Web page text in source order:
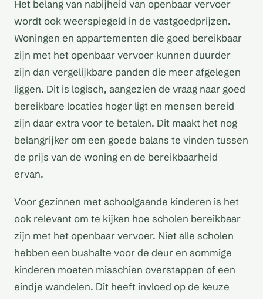
Het belang van nabijheid van openbaar vervoer
wordt ook weerspiegeld in de vastgoedprijzen.
Woningen en appartementen die goed bereikbaar
zijn met het openbaar vervoer kunnen duurder
zijn dan vergelijkbare panden die meer afgelegen
liggen. Dit is logisch, aangezien de vraag naar goed
bereikbare locaties hoger ligt en mensen bereid
zijn daar extra voor te betalen. Dit maakt het nog
belangrijker om een goede balans te vinden tussen
de prijs van de woning en de bereikbaarheid
ervan.
Voor gezinnen met schoolgaande kinderen is het
ook relevant om te kijken hoe scholen bereikbaar
zijn met het openbaar vervoer. Niet alle scholen
hebben een bushalte voor de deur en sommige
kinderen moeten misschien overstappen of een
eindje wandelen. Dit heeft invloed op de keuze